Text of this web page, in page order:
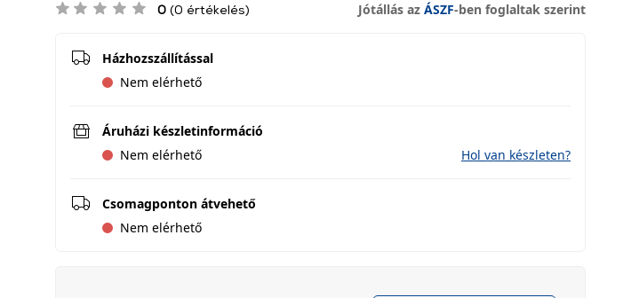
0 (0 értékelés) Jótállás az ÁSZF-ben foglaltak szerint
Házhozszállítással
Nem elérhető
Áruházi készletinformáció
Nem elérhető
Hol van készleten?
Csomagponton átvehető
Nem elérhető